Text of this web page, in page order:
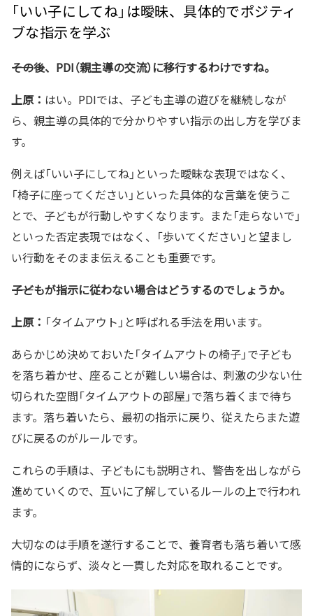
「いい子にしてね」は曖昧、具体的でポジティ
ブな指示を学ぶ
――その後、PDI（親主導の交流）に移行するわけですね。
上原： はい。PDIでは、子ども主導の遊びを継続しなが
ら、親主導の具体的で分かりやすい指示の出し方を学びま
す。
例えば「いい子にしてね」といった曖昧な表現ではなく、
「椅子に座ってください」といった具体的な言葉を使うこ
とで、子どもが行動しやすくなります。また「走らないで」
といった否定表現ではなく、「歩いてください」と望まし
い行動をそのまま伝えることも重要です。
――子どもが指示に従わない場合はどうするのでしょうか。
上原： 「タイムアウト」と呼ばれる手法を用います。
あらかじめ決めておいた「タイムアウトの椅子」で子ども
を落ち着かせ、座ることが難しい場合は、刺激の少ない仕
切られた空間「タイムアウトの部屋」で落ち着くまで待ち
ます。落ち着いたら、最初の指示に戻り、従えたらまた遊
びに戻るのがルールです。
これらの手順は、子どもにも説明され、警告を出しながら
進めていくので、互いに了解しているルールの上で行われ
ます。
大切なのは手順を遂行することで、養育者も落ち着いて感
情的にならず、淡々と一貫した対応を取れることです。